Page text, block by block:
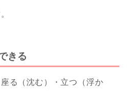
きる
る（沈む）・立つ（浮か